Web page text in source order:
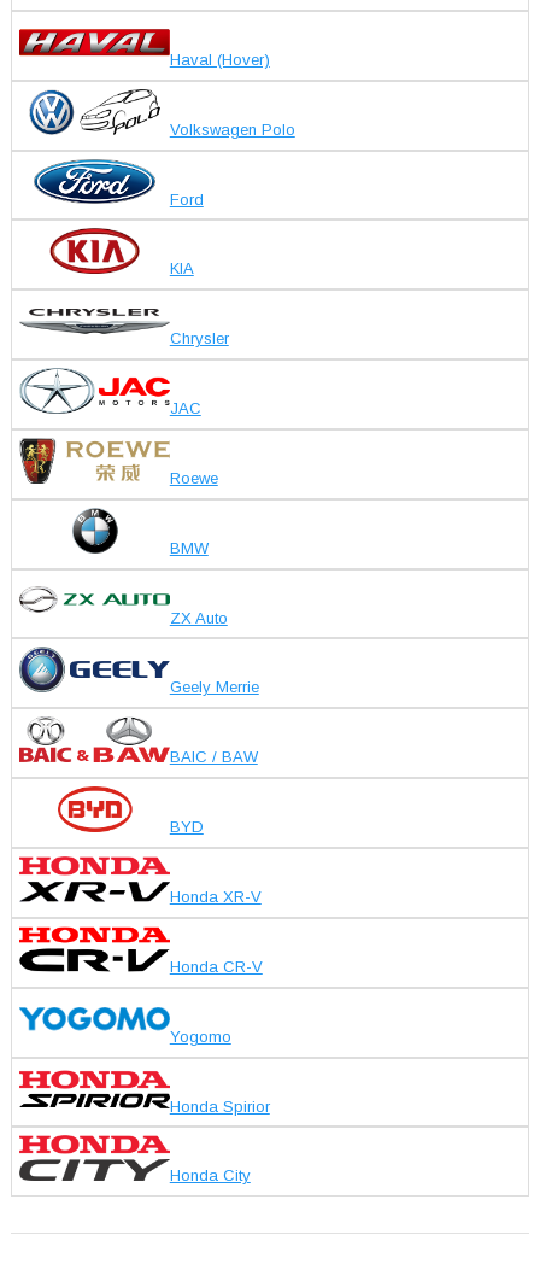
Haval (Hover)
Volkswagen Polo
Ford
KIA
Chrysler
JAC
Roewe
BMW
ZX Auto
Geely Merrie
BAIC / BAW
BYD
Honda XR-V
Honda CR-V
Yogomo
Honda Spirior
Honda City